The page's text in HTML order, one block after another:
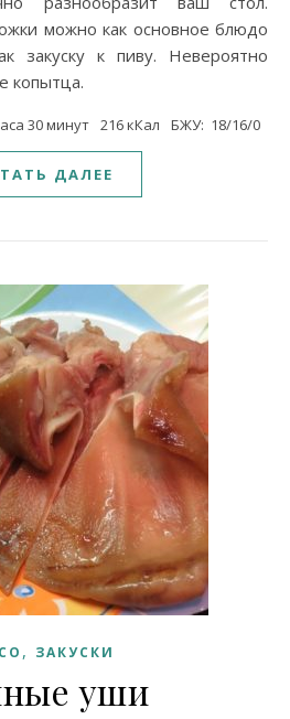
можно как основное блюдо
закуску к пиву. Невероятно
копытца.
30 минут 216 кКал БЖУ: 18/16/0
ДАЛЕЕ
, ЗАКУСКИ
уши